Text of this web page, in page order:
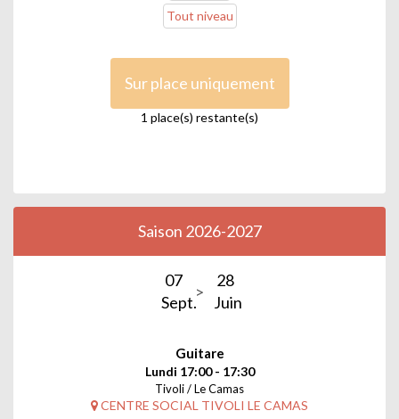
Tout niveau
Sur place uniquement
1 place(s) restante(s)
Saison 2026-2027
07
Sept.
28
Juin
Guitare
Lundi 17:00 - 17:30
Tivoli / Le Camas
CENTRE SOCIAL TIVOLI LE CAMAS